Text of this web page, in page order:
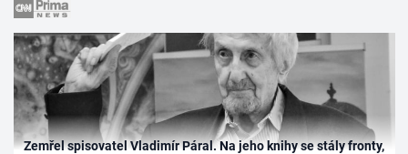
Zemřel spisovatel Vladimír Páral. Na jeho knihy se stály fronty,